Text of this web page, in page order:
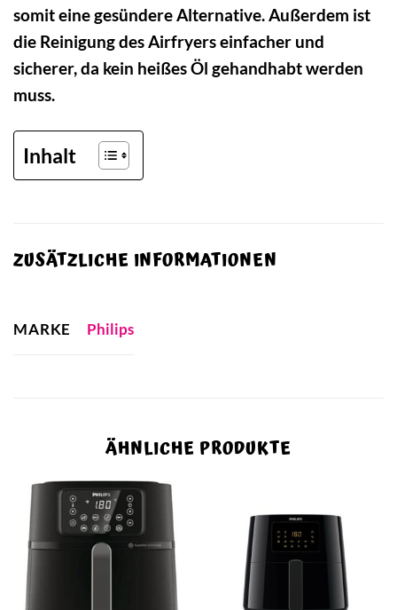
somit eine gesündere Alternative. Außerdem ist
die Reinigung des Airfryers einfacher und
sicherer, da kein heißes Öl gehandhabt werden
muss.
Inhalt
ZUSÄTZLICHE INFORMATIONEN
MARKE Philips
ÄHNLICHE PRODUKTE